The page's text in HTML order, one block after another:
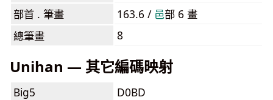
部首 . 筆畫
163.6 / ⾢部 6 畫
總筆畫
8
Unihan — 其它編碼映射
Big5
D0BD